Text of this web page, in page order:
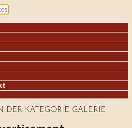
DER KATEGORIE GALERIE